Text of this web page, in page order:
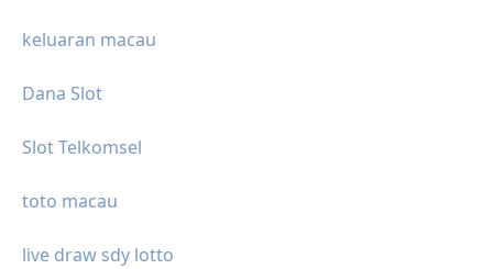
keluaran macau
Dana Slot
Slot Telkomsel
toto macau
live draw sdy lotto